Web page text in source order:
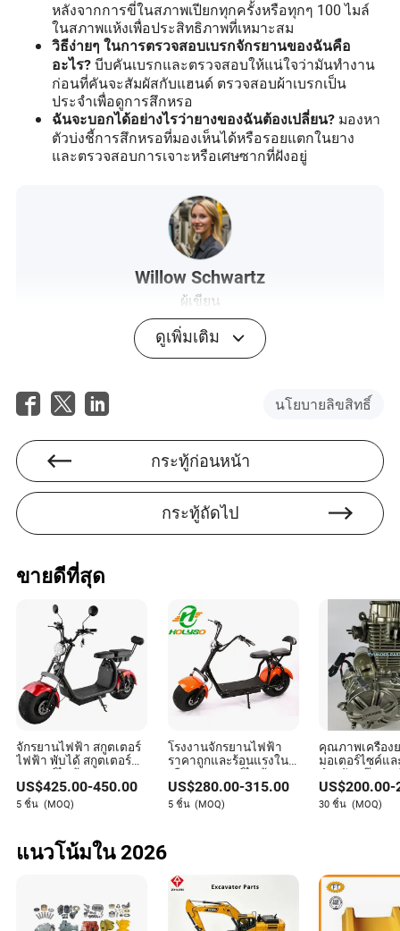
หลังจากการขี่ในสภาพเปียกทุกครั้งหรือทุกๆ 100 ไมล์
ในสภาพแห้งเพื่อประสิทธิภาพที่เหมาะสม
วิธีง่ายๆ ในการตรวจสอบเบรกจักรยานของฉันคือ
อะไร? บีบคันเบรกและตรวจสอบให้แน่ใจว่ามันทำงาน
ก่อนที่คันจะสัมผัสกับแฮนด์ ตรวจสอบผ้าเบรกเป็น
ประจำเพื่อดูการสึกหรอ
ฉันจะบอกได้อย่างไรว่ายางของฉันต้องเปลี่ยน? มองหา
ตัวบ่งชี้การสึกหรอที่มองเห็นได้หรือรอยแตกในยาง
และตรวจสอบการเจาะหรือเศษซากที่ฝังอยู่
Willow Schwartz
ผู้เขียน
วิลโลว์ ชวาร์ตซ์ เป็นนักเขียนที่มีประสบการณ์มากมายใน
อุตสาหกรรมการผลิตและเครื่องจักรกล ด้วยความเข้าใจ
หลังการขายของผู้จัดจำหน่ายเครื่องจักร รวมถึงการบำรุง
รักษาและความช่วยเหลือทางเทคนิค วิลโลว์ได้สร้างชื่อ
บริการของผู้เล่นในอุตสาหกรรม
ดูเพิ่มเติม
นโยบายลิขสิทธิ์
กระทู้ก่อนหน้า
กระทู้ถัดไป
ขายดีที่สุด
จักรยานไฟฟ้า สกูตเตอร์
ไฟฟ้า พับได้ สกูตเตอร์
มอเตอร์ไฟฟ้า
US$425.00-450.00
5 ชิ้น (MOQ)
โรงงานจักรยานไฟฟ้า
ราคาถูกและร้อนแรงใน
เมือง สกูตเตอร์ไฟฟ้า
มอเตอร์ไซค์ไฟฟ้า
US$280.00-315.00
5 ชิ้น (MOQ)
คุณภาพเครื่อง
มอเตอร์ไซค์แล
สำหรับสกู๊ตเต
Bike/
Cg150/
125/150/
US$200.00-
30 ชิ้น (MOQ)
แนวโน้มใน 2026